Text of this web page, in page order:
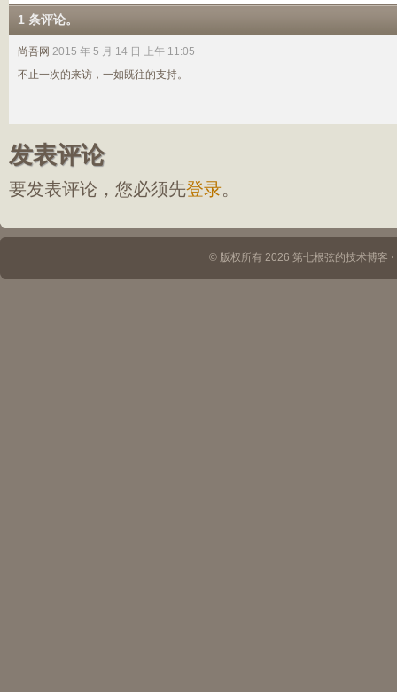
1 条评论。
尚吾网 2015 年 5 月 14 日 上午 11:05
不止一次的来访，一如既往的支持。
发表评论
要发表评论，您必须先登录。
© 版权所有 2026 第七根弦的技术博客